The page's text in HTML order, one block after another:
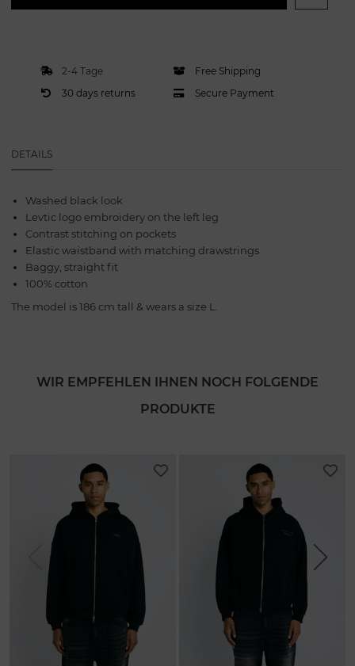
2-4 Tage
Free Shipping
30 days returns
Secure Payment
DETAILS
Washed black look
Levtic logo embroidery on the left leg
Contrast stitching on pockets
Elastic waistband with matching drawstrings
Baggy, straight fit
100% cotton
The model is 186 cm tall & wears a size L.
WIR EMPFEHLEN IHNEN NOCH FOLGENDE
PRODUKTE
Previous Next